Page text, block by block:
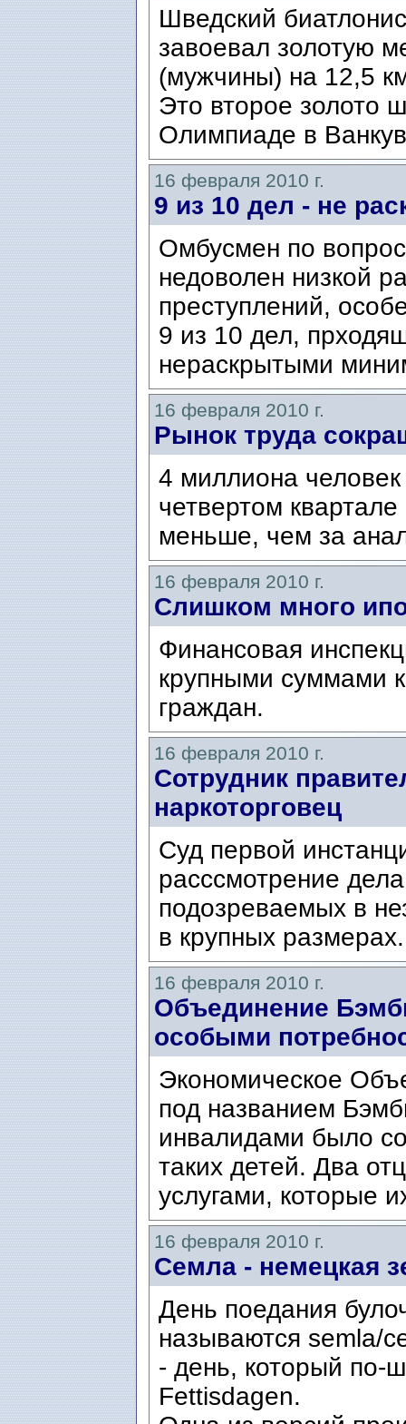
Шведский
завоевал золотую
(мужчины) на 12,5
Это второе золото
Олимпиаде в
16 февраля 2010 г.
9 из 10 дел - не
Омбусмен по
недоволен низкой
преступлений,
9 из 10 дел,
нераскрытыми
16 февраля 2010 г.
Рынок труда
4 миллиона
четвертом
меньше, чем за
16 февраля 2010 г.
Слишком много
Финансовая
крупными суммами
граждан.
16 февраля 2010 г.
Сотрудник
наркоторговец
Суд первой
расссмотрение
подозреваeмых в
в крупных размерах.
16 февраля 2010 г.
Объединение
особыми
Экономическое
под названием
инвалидами было
таких детей. Два
услугами, которые
16 февраля 2010 г.
Семла - немецкая
День поедания
называются semla/
- день, который по-
Fettisdagen.